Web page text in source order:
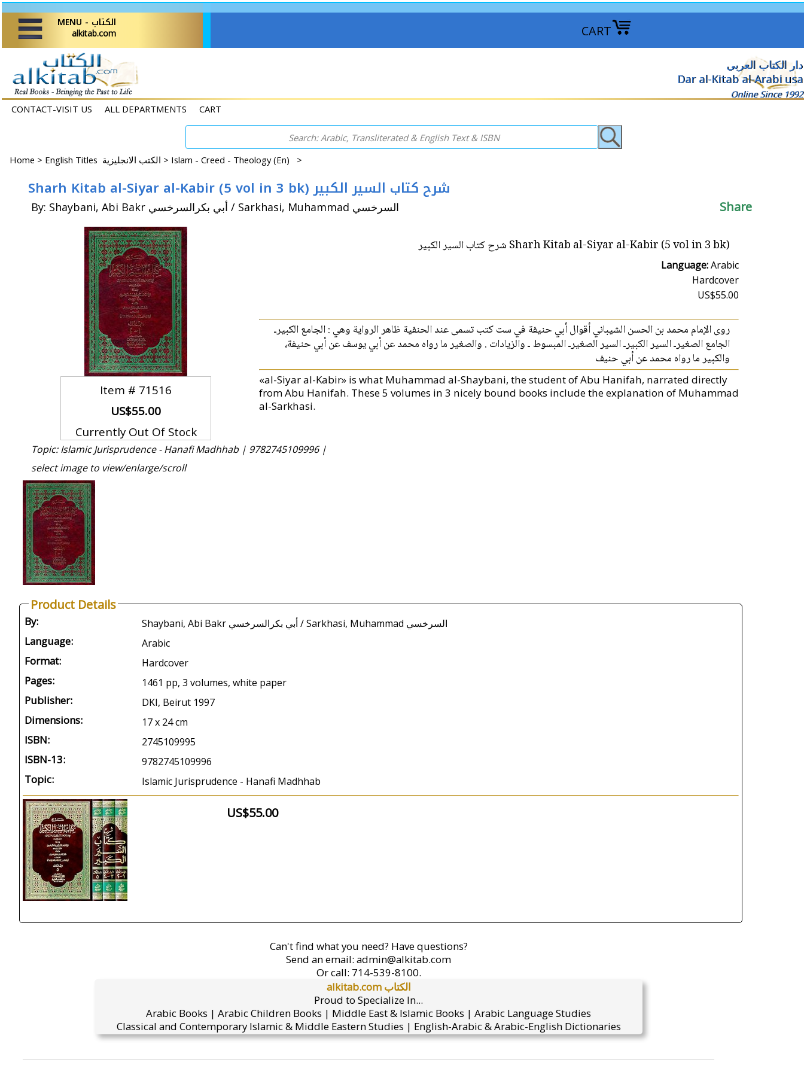
CART
MENU - الكتاب
alkitab.com
دار الكتاب العربي
Dar al-Kitab al-Arabi usa
Online Since 1992
CONTACT-VISIT US ALL DEPARTMENTS CART
Home > English Titles الكتب الانجليزية > Islam - Creed - Theology (En) >
Sharh Kitab al-Siyar al-Kabir (5 vol in 3 bk) شرح كتاب السير الكبير
By: Shaybani, Abi Bakr أبي بكرالسرخسي / Sarkhasi, Muhammad السرخسي Share
Item # 71516
US$55.00
Currently Out Of Stock
Sharh Kitab al-Siyar al-Kabir (5 vol in 3 bk) شرح كتاب السير الكبير
Language:Arabic
Hardcover
US$55.00
روى الإمام محمد بن الحسن الشيباني أقوال أبي حنيفة في ست كتب تسمى عند الحنفية ظاهر الرواية وهي : الجامع الكبيرـ
الجامع الصغيرـ السير الكبيرـ السير الصغيرـ المبسوط ـ والزيادات . والصغير ما رواه محمد عن أبي يوسف عن أبي حنيفة،
والكبير ما رواه محمد عن أبي حنيف
«al-Siyar al-Kabir» is what Muhammad al-Shaybani, the student of Abu Hanifah, narrated directly
from Abu Hanifah. These 5 volumes in 3 nicely bound books include the explanation of Muhammad
al-Sarkhasi.
Topic: Islamic Jurisprudence - Hanafi Madhhab | 9782745109996 |
select image to view/enlarge/scroll
Product Details
By: Shaybani, Abi Bakr أبي بكرالسرخسي / Sarkhasi, Muhammad السرخسي
Language: Arabic
Format: Hardcover
Pages: 1461 pp, 3 volumes, white paper
Publisher: DKI, Beirut 1997
Dimensions: 17 x 24 cm
ISBN: 2745109995
ISBN-13: 9782745109996
Topic: Islamic Jurisprudence - Hanafi Madhhab
US$55.00
Can't find what you need? Have questions?
Send an email: admin@alkitab.com
Or call: 714-539-8100.
alkitab.com الكتاب
Proud to Specialize In...
Arabic Books | Arabic Children Books | Middle East & Islamic Books | Arabic Language Studies
Classical and Contemporary Islamic & Middle Eastern Studies | English-Arabic & Arabic-English Dictionaries